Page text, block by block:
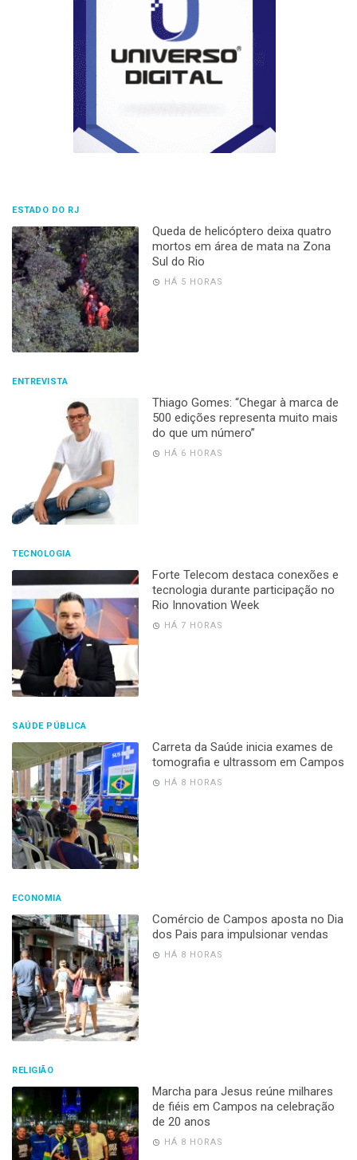
ESTADO DO RJ
Queda de helicóptero deixa quatro
mortos em área de mata na Zona
Sul do Rio
HÁ 5 HORAS
ENTREVISTA
Thiago Gomes: “Chegar à marca de
500 edições representa muito mais
do que um número”
HÁ 6 HORAS
TECNOLOGIA
Forte Telecom destaca conexões e
tecnologia durante participação no
Rio Innovation Week
HÁ 7 HORAS
SAÚDE PÚBLICA
Carreta da Saúde inicia exames de
tomografia e ultrassom em Campos
HÁ 8 HORAS
ECONOMIA
Comércio de Campos aposta no Dia
dos Pais para impulsionar vendas
HÁ 8 HORAS
RELIGIÃO
Marcha para Jesus reúne milhares
de fiéis em Campos na celebração
de 20 anos
HÁ 8 HORAS